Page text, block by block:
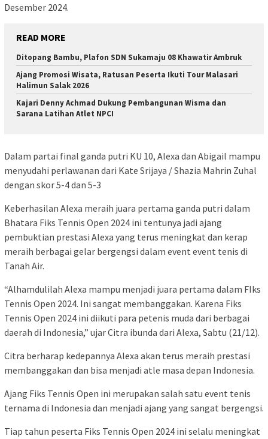
Desember 2024.
READ MORE
Ditopang Bambu, Plafon SDN Sukamaju 08 Khawatir Ambruk
Ajang Promosi Wisata, Ratusan Peserta Ikuti Tour Malasari
Halimun Salak 2026
Kajari Denny Achmad Dukung Pembangunan Wisma dan
Sarana Latihan Atlet NPCI
Dalam partai final ganda putri KU 10, Alexa dan Abigail mampu
menyudahi perlawanan dari Kate Srijaya / Shazia Mahrin Zuhal
dengan skor 5-4 dan 5-3
Keberhasilan Alexa meraih juara pertama ganda putri dalam
Bhatara Fiks Tennis Open 2024 ini tentunya jadi ajang
pembuktian prestasi Alexa yang terus meningkat dan kerap
meraih berbagai gelar bergengsi dalam event event tenis di
Tanah Air.
“Alhamdulilah Alexa mampu menjadi juara pertama dalam FIks
Tennis Open 2024. Ini sangat membanggakan. Karena Fiks
Tennis Open 2024 ini diikuti para petenis muda dari berbagai
daerah di Indonesia,” ujar Citra ibunda dari Alexa, Sabtu (21/12).
Citra berharap kedepannya Alexa akan terus meraih prestasi
membanggakan dan bisa menjadi atle masa depan Indonesia.
Ajang Fiks Tennis Open ini merupakan salah satu event tenis
ternama di Indonesia dan menjadi ajang yang sangat bergengsi.
Tiap tahun peserta Fiks Tennis Open 2024 ini selalu meningkat